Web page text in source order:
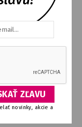
novinky, akcie a